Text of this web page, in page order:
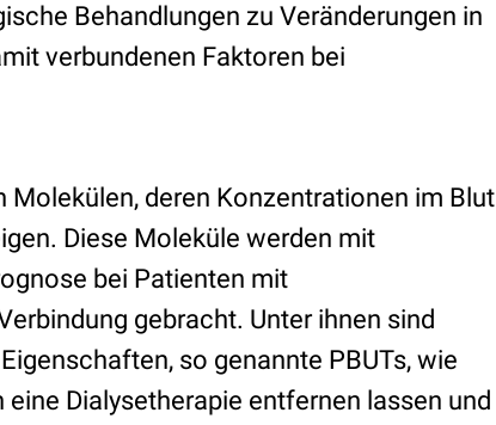
Behandlungen zu Veränderungen in
verbundenen Faktoren bei
Molekülen, deren Konzentrationen im Blut
Diese Moleküle werden mit
bei Patienten mit
gebracht. Unter ihnen sind
so genannte PBUTs, wie
Dialysetherapie entfernen lassen und